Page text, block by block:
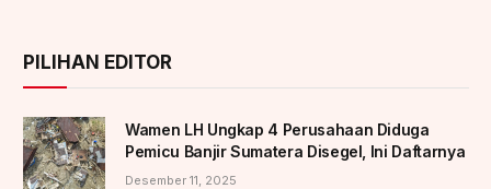
PILIHAN EDITOR
Wamen LH Ungkap 4 Perusahaan Diduga
Pemicu Banjir Sumatera Disegel, Ini Daftarnya
Desember 11, 2025